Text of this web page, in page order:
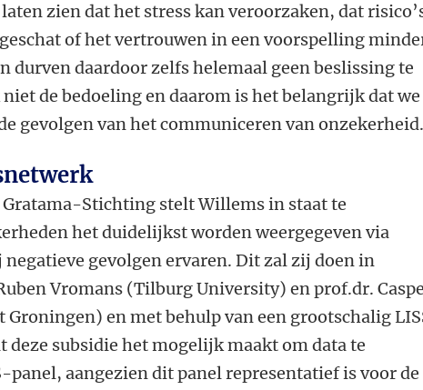
zien dat het stress kan veroorzaken, dat
of het vertrouwen in een voorspelling
durven daardoor zelfs helemaal geen beslissing te
de bedoeling en daarom is het belangrijk dat we
gevolgen van het communiceren van onzekerheid.
Gratama-Stichting stelt Willems in staat te
het duidelijkst worden weergegeven via
gevolgen ervaren. Dit zal zij doen in
Vromans (Tilburg University) en prof.dr.
en met behulp van een grootschalig
deze subsidie het mogelijk maakt om data te
panel, aangezien dit panel representatief is voor de